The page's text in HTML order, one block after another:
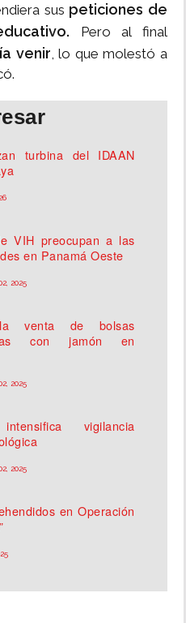
sus peticiones de
Pero al final
venir, lo que molestó a
turbina del IDAAN
VIH preocupan a las
en Panamá Oeste
2025
venta de bolsas
con jamón en
2025
vigilancia
2025
en Operación